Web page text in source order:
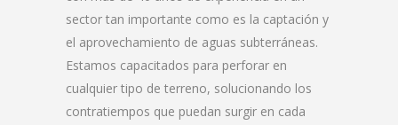
sector tan importante como es la captación y
el aprovechamiento de aguas subterráneas.
Estamos capacitados para perforar en
cualquier tipo de terreno, solucionando los
contratiempos que puedan surgir en cada